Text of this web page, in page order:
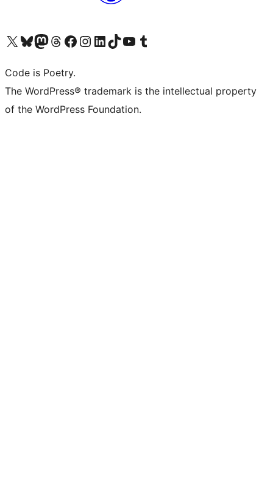
Navštivte náš účet na X (dříve Twitter)
Navštivte náš Bluesky účetNavštivte náš účet Mastodon
Navštivte náš Threads účetNavštivte naši stránku na Facebooku
Navštivte náš Instagram účetNavštivte náš LinkedIn účetNavštivte náš TikTok účetNavštivte náš YouTube kanálNavštivte náš Tumblr účet
Code is Poetry.
The WordPress® trademark is the intellectual property
of the WordPress Foundation.